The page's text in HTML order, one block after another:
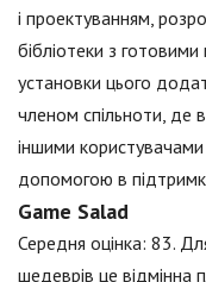
і проектуванням,
бібліотеки з готовими
установки цього
членом спільноти, де
іншими
допомогою в
Game Salad
Середня оцінка: 83.
шедеврів це відмінна